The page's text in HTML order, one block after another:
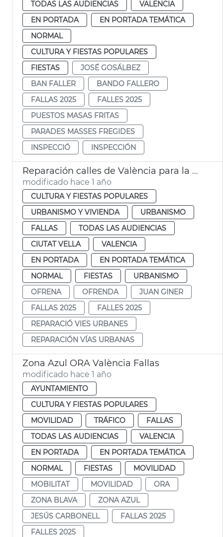
TODAS LAS AUDIENCIAS
VALENCIA
EN PORTADA
EN PORTADA TEMÁTICA
NORMAL
CULTURA Y FIESTAS POPULARES
FIESTAS
JOSÉ GOSÁLBEZ
BAN FALLER
BANDO FALLERO
FALLAS 2025
FALLES 2025
PUESTOS MASAS FRITAS
PARADES MASSES FREGIDES
INSPECCIÓ
INSPECCIÓN
Reparación calles de València para la Ofrenda de Fallas
modificado hace 1 año
CULTURA Y FIESTAS POPULARES
URBANISMO Y VIVIENDA
URBANISMO
FALLAS
TODAS LAS AUDIENCIAS
CIUTAT VELLA
VALENCIA
EN PORTADA
EN PORTADA TEMÁTICA
NORMAL
FIESTAS
URBANISMO
OFRENA
OFRENDA
JUAN GINER
FALLAS 2025
FALLES 2025
REPARACIÓ VIES URBANES
REPARACIÓN VÍAS URBANAS
Zona Azul ORA València Fallas
modificado hace 1 año
AYUNTAMIENTO
CULTURA Y FIESTAS POPULARES
MOVILIDAD
TRÁFICO
FALLAS
TODAS LAS AUDIENCIAS
VALENCIA
EN PORTADA
EN PORTADA TEMÁTICA
NORMAL
FIESTAS
MOVILIDAD
MOBILITAT
MOVILIDAD
ORA
ZONA BLAVA
ZONA AZUL
JESÚS CARBONELL
FALLAS 2025
FALLES 2025